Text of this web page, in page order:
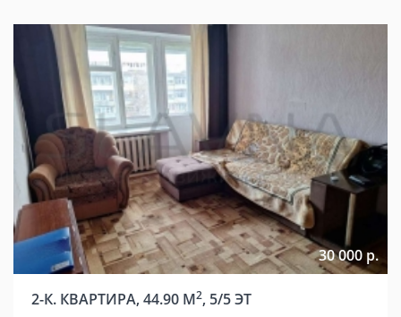
30 000 р.
2-К. КВАРТИРА, 44.90 М2, 5/5 ЭТ